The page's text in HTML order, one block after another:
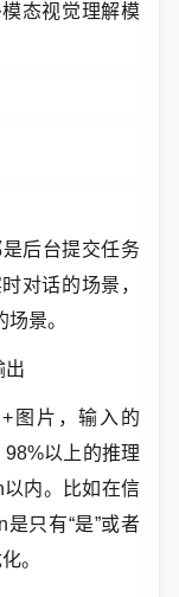
态视觉理解模
后台提交任务
对话的场景，
景。
出
图片，输入的
以上的推理
内。比如在信
只有“是”或者
。